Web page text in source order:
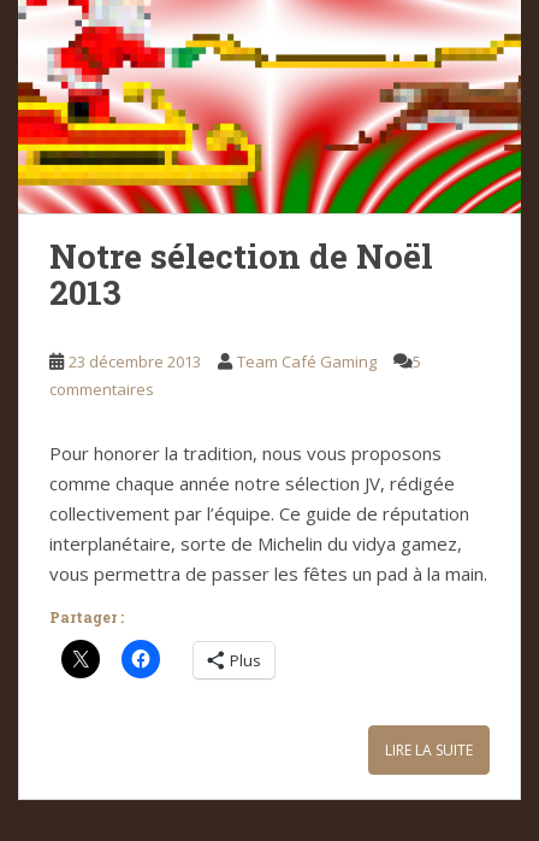
Notre sélection de Noël
2013
23 décembre 2013 Team Café Gaming
5
commentaires
Pour honorer la tradition, nous vous proposons
comme chaque année notre sélection JV, rédigée
collectivement par l’équipe. Ce guide de réputation
interplanétaire, sorte de Michelin du vidya gamez,
vous permettra de passer les fêtes un pad à la main.
Partager :
Plus
LIRE LA SUITE